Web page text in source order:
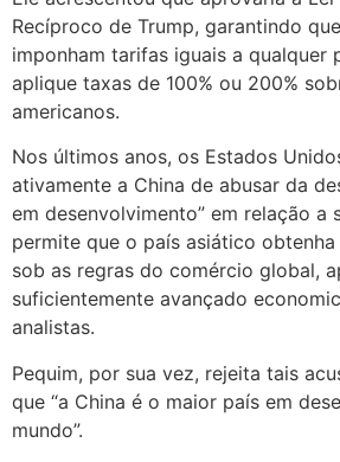
Recíproco de Trump, garantindo
imponham tarifas iguais a qualquer
aplique taxas de 100% ou 200%
americanos.
Nos últimos anos, os Estados
ativamente a China de abusar da
em desenvolvimento” em relação a
permite que o país asiático
sob as regras do comércio global,
suficientemente avançado
analistas.
Pequim, por sua vez, rejeita tais
que “a China é o maior país em
mundo”.